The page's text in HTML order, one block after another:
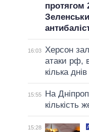
протягом
16:03
Херсон
атаки рф,
кілька днів
15:55
На
кількість
15:28